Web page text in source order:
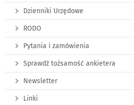
Dzienniki Urzędowe
RODO
Pytania i zamówienia
Sprawdź tożsamość ankietera
Newsletter
Linki